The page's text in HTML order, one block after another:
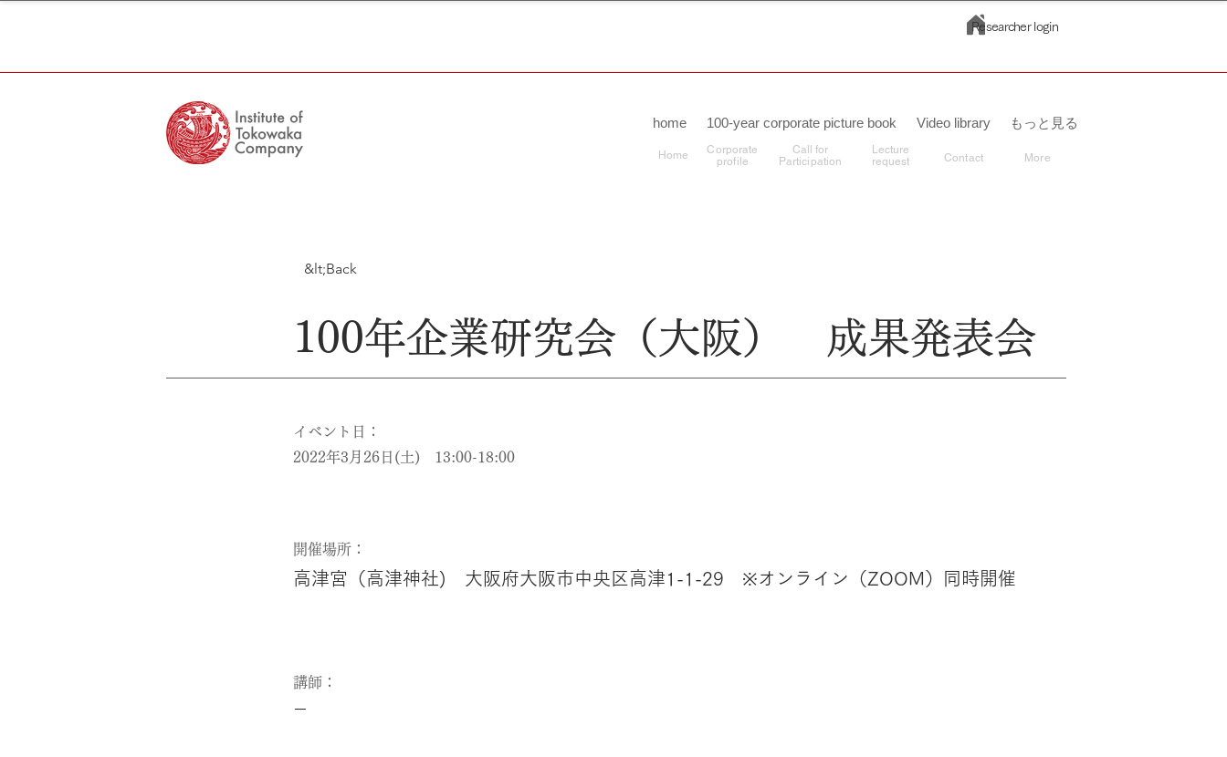
Researcher login
home 100-year corporate picture book Video library もっと見る
Home
Corporate
profile
Call for
Participation
​Contact
Lecture
request
More
&lt;Back
100年企業研究会（大阪） 成果発表会
イベント日：
2022年3月26日(土) 13:00-18:00
​開催場所：
高津宮（高津神社) 大阪府大阪市中央区高津1-1-29 ※オンライン（ZOOM）同時開催
​講師：
ー